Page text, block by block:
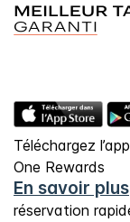
Téléchargez
One Rewards
En savoir plus
réservation